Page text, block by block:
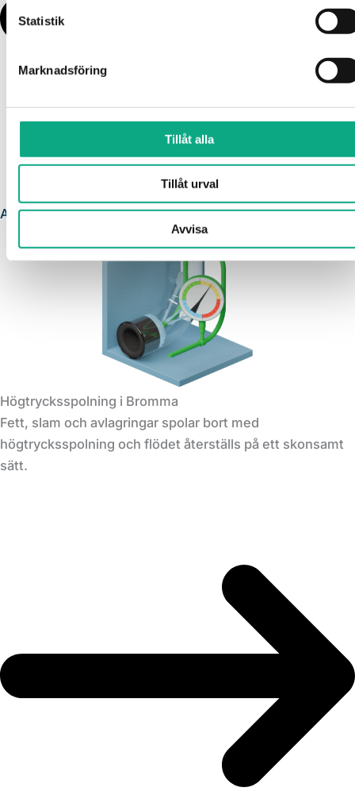
Statistik
Marknadsföring
Tillåt alla
Tillåt urval
Avvisa
Avloppsspolning i Bromma
Högtrycksspolning i Bromma
Fett, slam och avlagringar spolar bort med
högtrycksspolning och flödet återställs på ett skonsamt
sätt.